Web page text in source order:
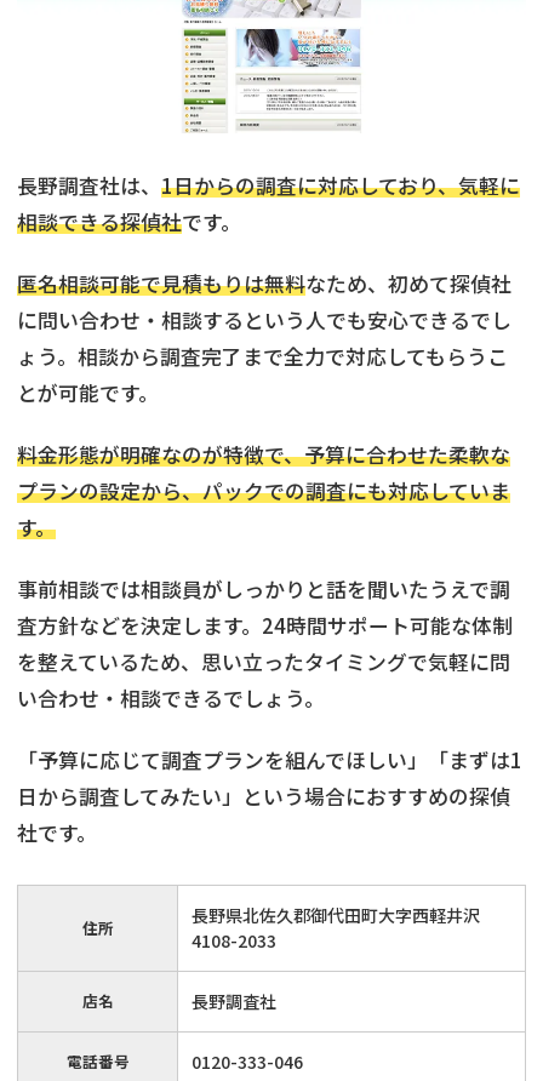
長野調査社は、 1日からの調査に対応しており、気軽に
相談できる探偵社です。
匿名相談可能で見積もりは無料なため、初めて探偵社
に問い合わせ・相談するという人でも安心できるでし
ょう。相談から調査完了まで全力で対応してもらうこ
とが可能です。
料金形態が明確なのが特徴で、予算に合わせた柔軟な
プランの設定から、パックでの調査にも対応していま
す。
事前相談では相談員がしっかりと話を聞いたうえで調
査方針などを決定します。24時間サポート可能な体制
を整えているため、思い立ったタイミングで気軽に問
い合わせ・相談できるでしょう。
「予算に応じて調査プランを組んでほしい」「まずは1
日から調査してみたい」という場合におすすめの探偵
社です。
住所
長野県北佐久郡御代田町大字西軽井沢
4108-2033
店名 長野調査社
電話番号 0120-333-046